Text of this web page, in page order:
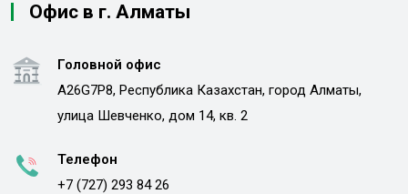
Офис в г. Алматы
Головной офис
A26G7P8, Республика Казахстан, город Алматы,
улица Шевченко, дом 14, кв. 2
Телефон
+7 (727) 293 84 26